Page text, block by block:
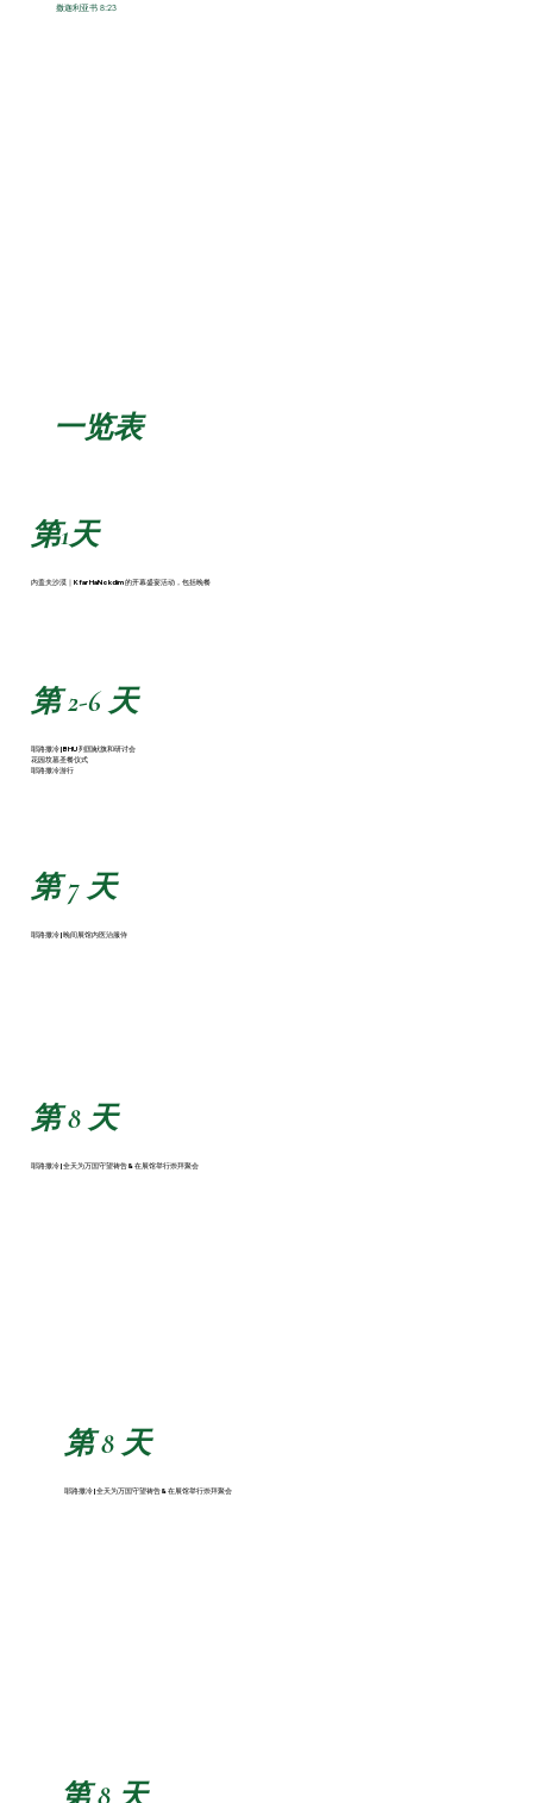
撒迦利亚书 8:23
一览表
第1天
内盖夫沙漠｜Kfar HaNokdim 的开幕盛宴活动，包括晚餐
第 2-6 天
耶路撒冷 | BHU 列国献旗和研讨会
花园坟墓圣餐仪式
耶路撒冷游行
第 7 天
耶路撒冷 | 晚间展馆内医治服侍
第 8 天
耶路撒冷 | 全天为万国守望祷告& 在展馆举行崇拜聚会
第 8 天
耶路撒冷 | 全天为万国守望祷告& 在展馆举行崇拜聚会